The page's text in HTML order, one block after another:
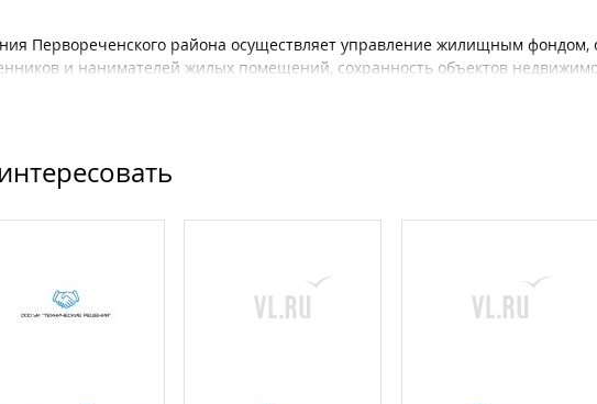
Первореченского района осуществляет управление жилищным
и нанимателей жилых помещений, сохранность объектов
решение вопросов пользования указанным имуществом.
района".
чердаке топит жителей верхних этажей коммуналки.